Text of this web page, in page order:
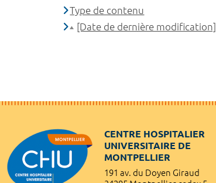
Type de contenu
[Date de dernière modification]
CENTRE HOSPITALIER
UNIVERSITAIRE DE
MONTPELLIER
191 av. du Doyen Giraud